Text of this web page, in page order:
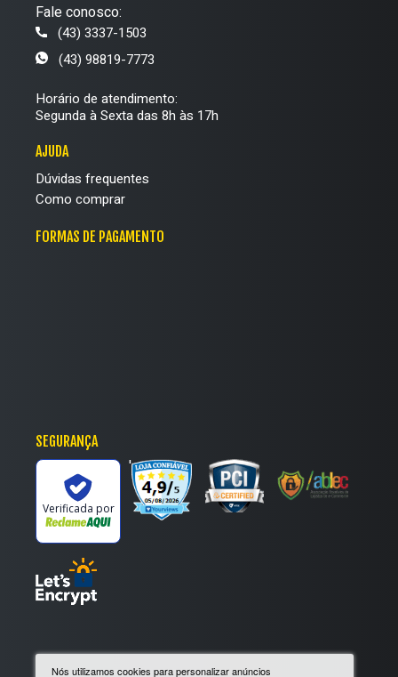
Nós utilizamos cookies para personalizar anúncios
Fale conosco:
(43) 3337-1503
(43) 98819-7773
Horário de atendimento:
Segunda à Sexta das 8h às 17h
AJUDA
Dúvidas frequentes
Como comprar
FORMAS DE PAGAMENTO
SEGURANÇA
Verificada por
'